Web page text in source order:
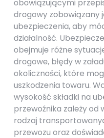
obowiązującymi
drogowy zobowiązany
ubezpieczenia, aby
działalność.
obejmuje różne
drogowe, błędy w
okoliczności, które
uszkodzenia towaru.
wysokość składki na
przewoźnika zależy od
rodzaj
przewozu oraz